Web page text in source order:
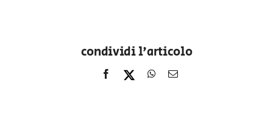
condividi l'articolo